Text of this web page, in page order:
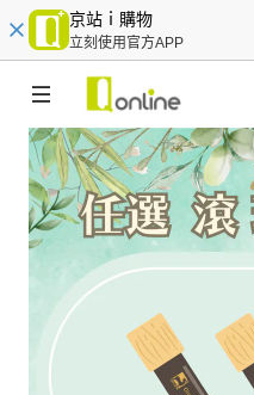
京站ｉ購物
立刻使用官方APP